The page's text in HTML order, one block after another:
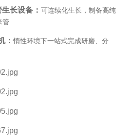
长设备： 可连续化生长，制备高纯
管
：惰性环境下一站式完成研磨、分